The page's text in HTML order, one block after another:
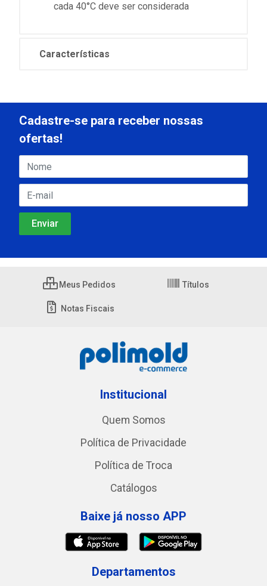
cada 40°C deve ser considerada
Características
Cadastre-se para receber nossas
ofertas!
Meus Pedidos Títulos
Notas Fiscais
Institucional
Quem Somos
Política de Privacidade
Política de Troca
Catálogos
Baixe já nosso APP
Departamentos